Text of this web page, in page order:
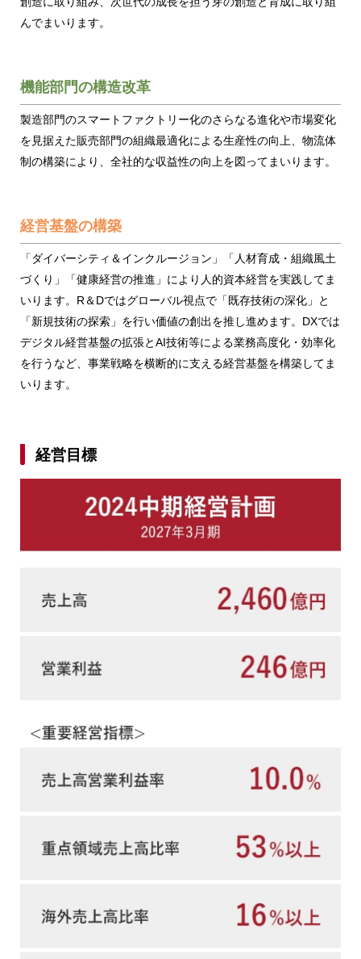
んでまいります。
機能部門の構造改革
製造部門のスマートファクトリー化のさらなる進化や市場変化
を見据えた販売部門の組織最適化による生産性の向上、物流体
制の構築により、全社的な収益性の向上を図ってまいります。
経営基盤の構築
「ダイバーシティ＆インクルージョン」「人材育成・組織風土
づくり」「健康経営の推進」により人的資本経営を実践してま
いります。R＆Dではグローバル視点で「既存技術の深化」と
「新規技術の探索」を行い価値の創出を推し進めます。DXでは
デジタル経営基盤の拡張とAI技術等による業務高度化・効率化
を行うなど、事業戦略を横断的に支える経営基盤を構築してま
いります。
経営目標